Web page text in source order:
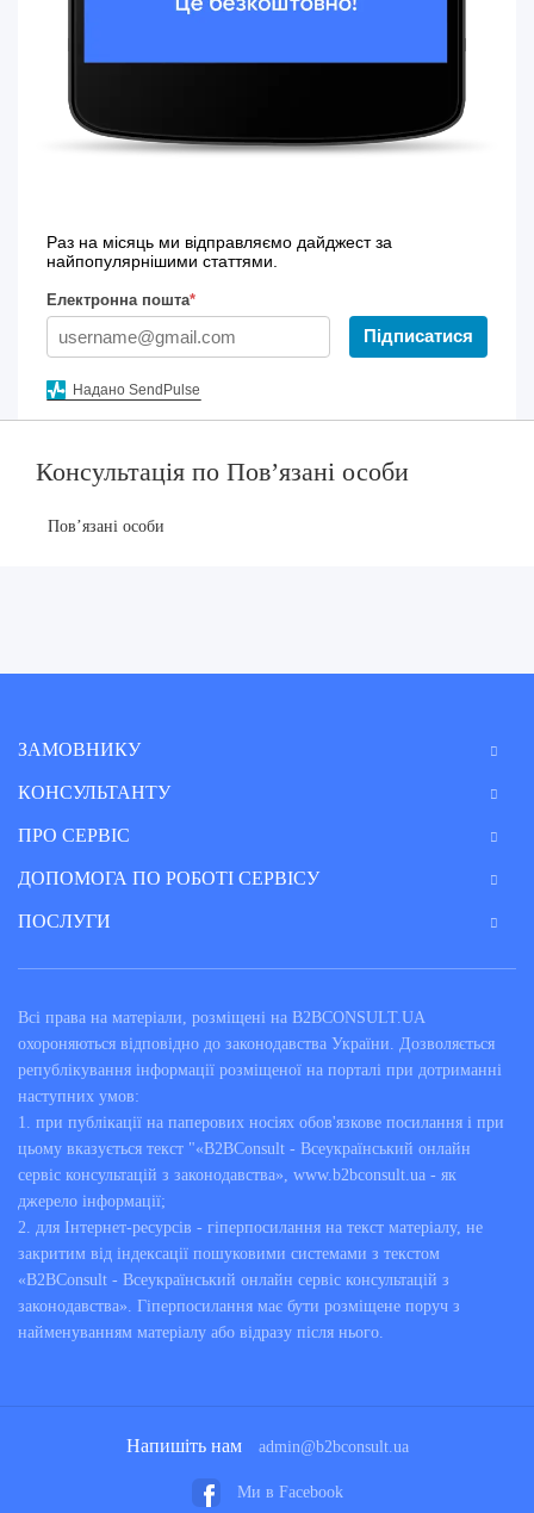
Раз на місяць ми відправляємо дайджест за
найпопулярнішими статтями.
Електронна пошта*
Підписатися
Надано SendPulse
Консультація по Пов’язані особи
Пов’язані особи
ЗАМОВНИКУ
КОНСУЛЬТАНТУ
ПРО СЕРВІС
ДОПОМОГА ПО РОБОТІ СЕРВІСУ
ПОСЛУГИ
Всі права на матеріали, розміщені на B2BCONSULT.UA
охороняються відповідно до законодавства України. Дозволяється
републікування інформації розміщеної на порталі при дотриманні
наступних умов:
1. при публікації на паперових носіях обов'язкове посилання і при
цьому вказується текст "«B2BConsult - Всеукраїнський онлайн
сервіс консультацій з законодавства», www.b2bconsult.ua - як
джерело інформації;
2. для Інтернет-ресурсів - гіперпосилання на текст матеріалу, не
закритим від індексації пошуковими системами з текстом
«B2BConsult - Всеукраїнський онлайн сервіс консультацій з
законодавства». Гіперпосилання має бути розміщене поруч з
найменуванням матеріалу або відразу після нього.
Напишіть нам admin@b2bconsult.ua
Ми в Facebook